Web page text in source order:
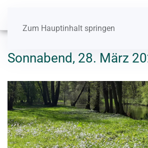
Zum Hauptinhalt springen
Sonnabend, 28. März